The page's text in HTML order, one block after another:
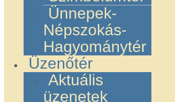
Ünnepek-
Népszokás-
Hagyománytér
Üzenőtér
Aktuális
üzenetek